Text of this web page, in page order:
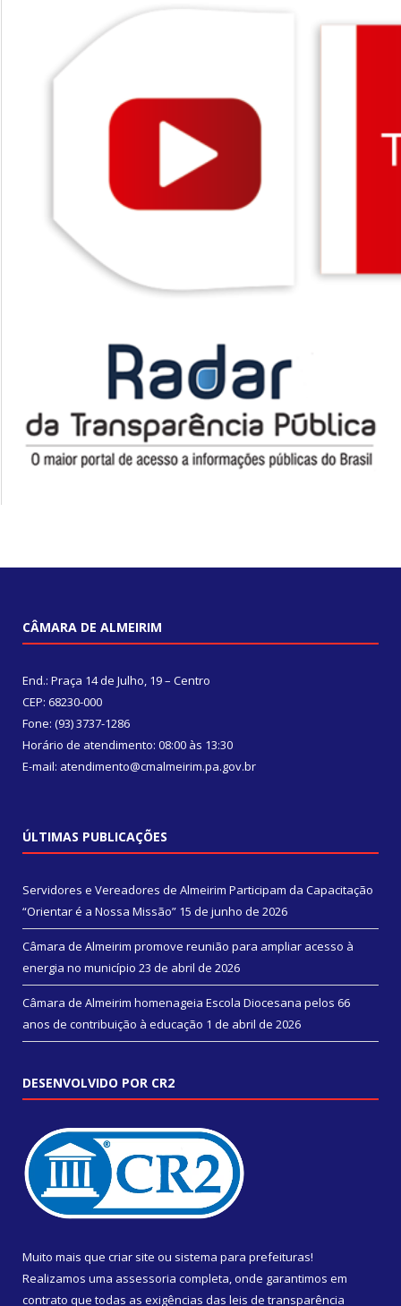
CÂMARA DE ALMEIRIM
End.: Praça 14 de Julho, 19 – Centro
CEP: 68230-000
Fone: (93) 3737-1286
Horário de atendimento: 08:00 às 13:30
E-mail: atendimento@cmalmeirim.pa.gov.br
ÚLTIMAS PUBLICAÇÕES
Servidores e Vereadores de Almeirim Participam da Capacitação
“Orientar é a Nossa Missão” 15 de junho de 2026
Câmara de Almeirim promove reunião para ampliar acesso à
energia no município 23 de abril de 2026
Câmara de Almeirim homenageia Escola Diocesana pelos 66
anos de contribuição à educação 1 de abril de 2026
DESENVOLVIDO POR CR2
Muito mais que criar site ou sistema para prefeituras!
Realizamos uma assessoria completa, onde garantimos em
contrato que todas as exigências das leis de transparência